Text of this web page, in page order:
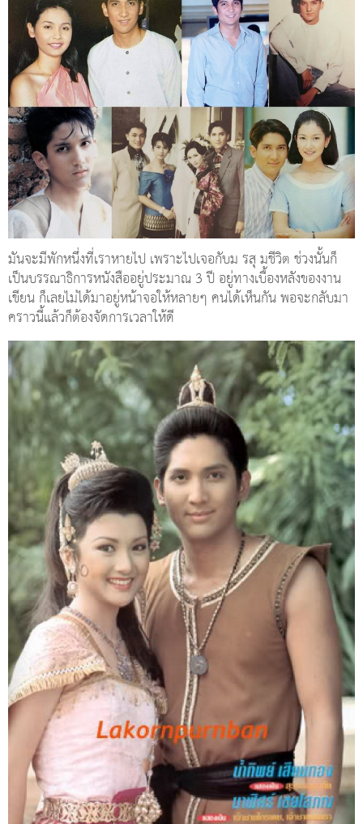
มันจะมีพักหนึ่งที่เราหายไป เพราะไปเจอกับม รสุ มชีวิต ช่วงนั้นก็
เป็นบรรณาธิการหนังสืออยู่ประมาณ 3 ปี อยู่ทางเบื้องหลังของงาน
เขียน ก็เลยไม่ได้มาอยู่หน้าจอให้หลายๆ คนได้เห็นกัน พอจะกลับมา
คราวนี้แล้วก็ต้องจัดการเวลาให้ดี